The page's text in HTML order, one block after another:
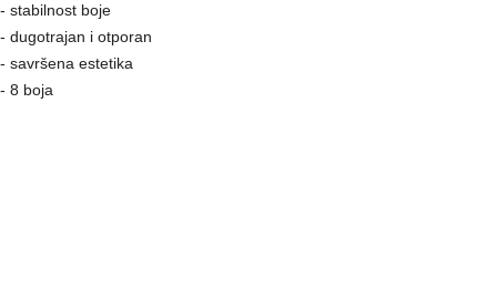
- stabilnost boje
- dugotrajan i otporan
- savršena estetika
- 8 boja